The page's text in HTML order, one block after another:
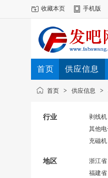
收藏本页 手机版
首页 供应信息
首页 > 供应信息 >
行业 剥线机
其他
充磁机
地区 浙江省
福建省